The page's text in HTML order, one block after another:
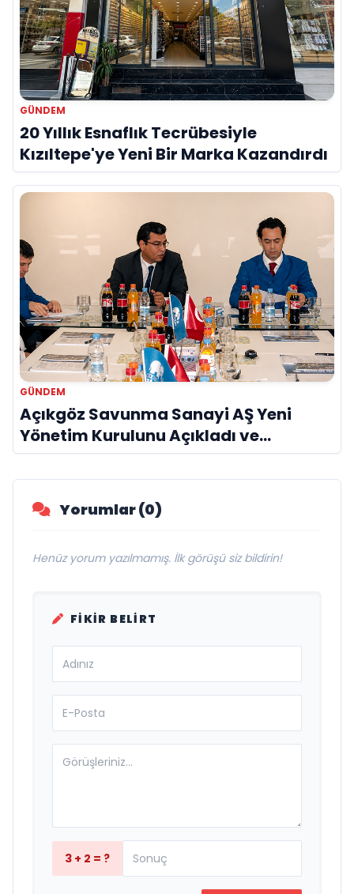
GÜNDEM
20 Yıllık Esnaflık Tecrübesiyle
Kızıltepe'ye Yeni Bir Marka Kazandırdı
GÜNDEM
Açıkgöz Savunma Sanayi AŞ Yeni
Yönetim Kurulunu Açıkladı ve
Savunma Sanayinde Küresel Vizyon
Vurgusu
Yorumlar (0)
Henüz yorum yazılmamış. İlk görüşü siz bildirin!
FIKIR BELIRT
3 + 2 = ?